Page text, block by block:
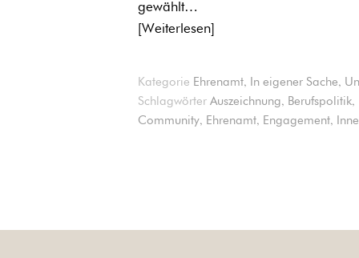
gewählt…
Weiterlesen
Kategorie Ehrenamt, In eigener Sache,
Schlagwörter Auszeichnung, Berufspolitik,
Community, Ehrenamt, Engagement,